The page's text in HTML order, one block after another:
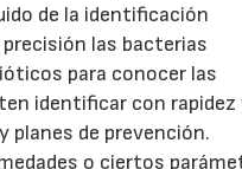
de la identificación
las bacterias
para conocer las
identificar con rapidez
planes de prevención.
o ciertos